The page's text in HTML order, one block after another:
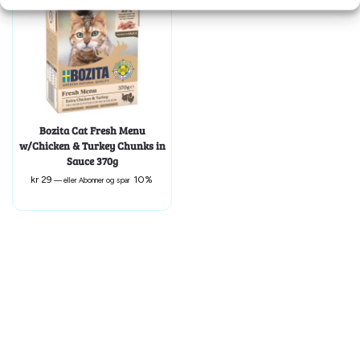
Bozita Cat Fresh Menu
w/Chicken & Turkey Chunks in
Sauce 370g
kr 29 —eller Abonner og spar 10%